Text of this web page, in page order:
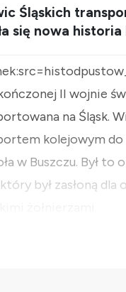
Śląskich
się nowa historia
II wojnie
na Śląsk.
kolejowym do
w Buszczu. Był
był zasłoną